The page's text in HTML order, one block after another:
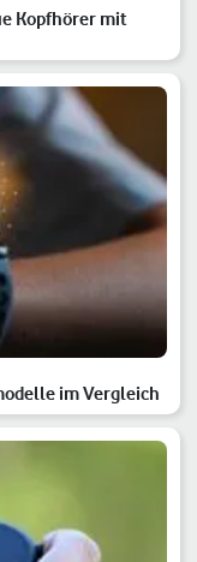
Kopfhörer mit
im Vergleich